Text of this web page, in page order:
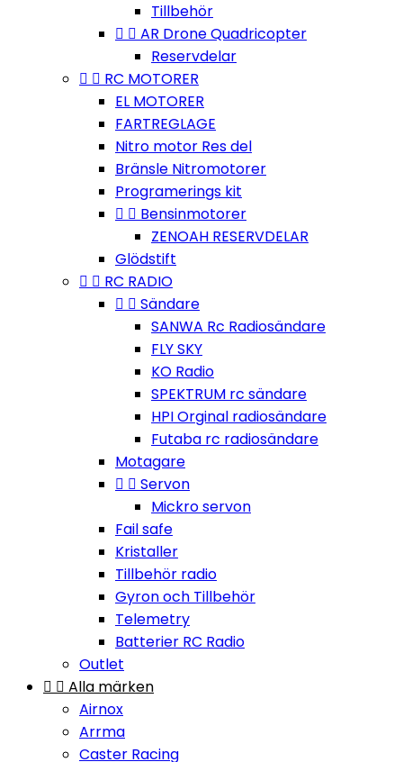
Tillbehör
  AR Drone Quadricopter
Reservdelar
  RC MOTORER
EL MOTORER
FARTREGLAGE
Nitro motor Res del
Bränsle Nitromotorer
Programerings kit
  Bensinmotorer
ZENOAH RESERVDELAR
Glödstift
  RC RADIO
  Sändare
SANWA Rc Radiosändare
FLY SKY
KO Radio
SPEKTRUM rc sändare
HPI Orginal radiosändare
Futaba rc radiosändare
Motagare
  Servon
Mickro servon
Fail safe
Kristaller
Tillbehör radio
Gyron och Tillbehör
Telemetry
Batterier RC Radio
Outlet
  Alla märken
Airnox
Arrma
Caster Racing